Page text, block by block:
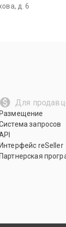
д. 6
Для
Размещение
запросов
Интерфейс reSeller
Партнерская